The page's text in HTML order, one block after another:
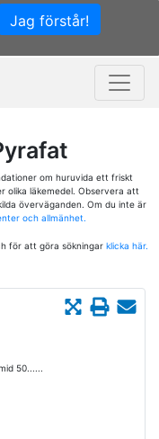
Jag förstår!
om huruvida ett friskt
olika läkemedel. Observera att
överväganden. Om du inte är
och allmänhet.
för att göra sökningar klicka här.
50......